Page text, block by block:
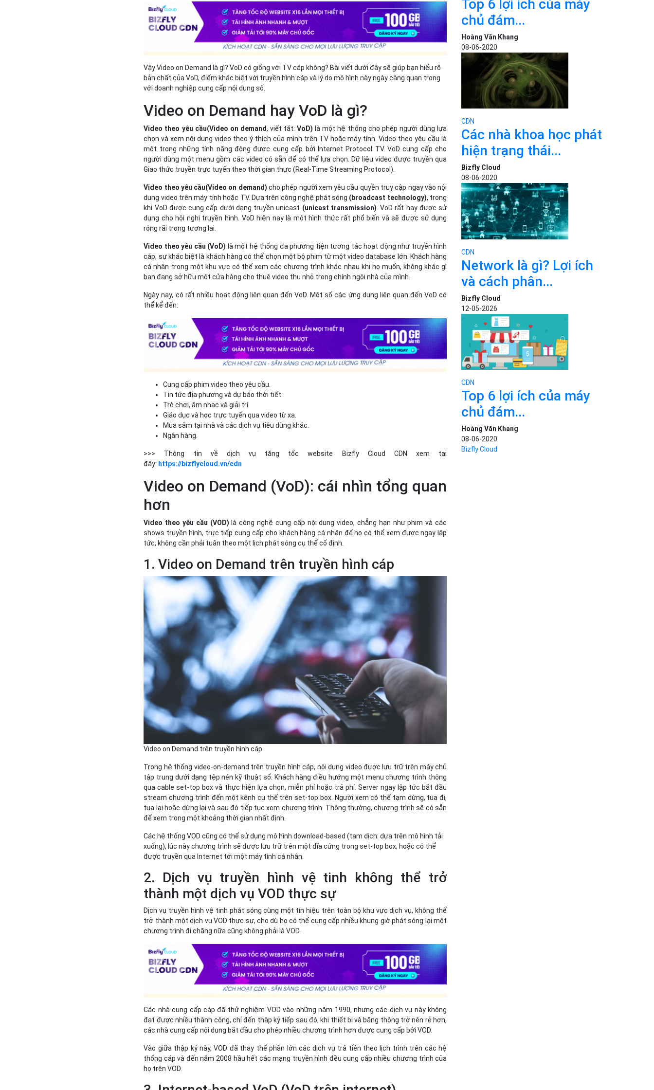
Vậy Video on Demand là gì? VoD có giống với TV cáp không? Bài viết dưới đây sẽ giúp bạn hiểu rõ
bản chất của VoD, điểm khác biệt với truyền hình cáp và lý do mô hình này ngày càng quan trọng
với doanh nghiệp cung cấp nội dung số.
Video on Demand hay VoD là gì?
Video theo yêu cầu(Video on demand, viết tắt:VoD) là một hệ thống cho phép người dùng lựa
chọn và xem nội dung video theo ý thích của mình trên TV hoặc máy tính. Video theo yêu cầu là
một trong những tính năng động được cung cấp bởi Internet Protocol TV. VoD cung cấp cho
người dùng một menu gồm các video có sẵn để có thể lựa chọn. Dữ liệu video được truyền qua
Giao thức truyền trực tuyến theo thời gian thực (Real-Time Streaming Protocol).
Video theo yêu cầu(Video on demand) cho phép người xem yêu cầu quyền truy cập ngay vào nội
dung video trên máy tính hoặc TV. Dựa trên công nghệ phát sóng (broadcast technology), trong
khi VoD được cung cấp dưới dạng truyền unicast (unicast transmission) . VoD rất hay được sử
dụng cho hội nghị truyền hình. VoD hiện nay là một hình thức rất phổ biến và sẽ được sử dụng
rộng rãi trong tương lai.
Video theo yêu cầu (VoD) là một hệ thống đa phương tiện tương tác hoạt động như truyền hình
cáp, sự khác biệt là khách hàng có thể chọn một bộ phim từ một video database lớn. Khách hàng
cá nhân trong một khu vực có thể xem các chương trình khác nhau khi họ muốn, không khác gì
bạn đang sở hữu một cửa hàng cho thuê video thu nhỏ trong chính ngôi nhà của mình.
Ngày nay, có rất nhiều hoạt động liên quan đến VoD. Một số các ứng dụng liên quan đến VoD có
thể kể đến:
Cung cấp phim video theo yêu cầu.
Tin tức địa phương và dự báo thời tiết.
Trò chơi, âm nhạc và giải trí.
Giáo dục và học trực tuyến qua video từ xa.
Mua sắm tại nhà và các dịch vụ tiêu dùng khác.
Ngân hàng.
>>> Thông tin về dịch vụ tăng tốc website Bizfly Cloud CDN xem tại
đây: https://bizflycloud.vn/cdn
Video on Demand (VoD): cái nhìn tổng quan
hơn
Video theo yêu cầu (VOD) là công nghệ cung cấp nội dung video, chẳng hạn như phim và các
shows truyền hình, trực tiếp cung cấp cho khách hàng cá nhân để họ có thể xem được ngay lập
tức, không cần phải tuân theo một lịch phát sóng cụ thể cố định.
1. Video on Demand trên truyền hình cáp
Video on Demand trên truyền hình cáp
Trong hệ thống video-on-demand trên truyền hình cáp, nội dung video được lưu trữ trên máy chủ
tập trung dưới dạng tệp nén kỹ thuật số. Khách hàng điều hướng một menu chương trình thông
qua cable set-top box và thực hiện lựa chọn, miễn phí hoặc trả phí. Server ngay lập tức bắt đầu
stream chương trình đến một kênh cụ thể trên set-top box. Người xem có thể tạm dừng, tua đi,
tua lại hoặc dừng lại và sau đó tiếp tục xem chương trình. Thông thường, chương trình sẽ có sẵn
để xem trong một khoảng thời gian nhất định.
Các hệ thống VOD cũng có thể sử dụng mô hình download-based (tạm dịch: dựa trên mô hình tải
xuống), lúc này chương trình sẽ được lưu trữ trên một đĩa cứng trong set-top box, hoặc có thể
được truyền qua Internet tới một máy tính cá nhân.
2. Dịch vụ truyền hình vệ tinh không thể trở
thành một dịch vụ VOD thực sự
Dịch vụ truyền hình vệ tinh phát sóng cùng một tín hiệu trên toàn bộ khu vực dịch vụ, không thể
trở thành một dịch vụ VOD thực sự, cho dù họ có thể cung cấp nhiều khung giờ phát sóng lại một
chương trình đi chăng nữa cũng không phải là VOD.
Các nhà cung cấp cáp đã thử nghiệm VOD vào những năm 1990, nhưng các dịch vụ này không
đạt được nhiều thành công, chỉ đến thập kỷ tiếp sau đó, khi thiết bị và băng thông trở nên rẻ hơn,
các nhà cung cấp nội dung bắt đầu cho phép nhiều chương trình hơn được cung cấp bởi VOD.
Vào giữa thập kỷ này, VOD đã thay thế phần lớn các dịch vụ trả tiền theo lịch trình trên các hệ
thống cáp và đến năm 2008 hầu hết các mạng truyền hình đều cung cấp nhiều chương trình của
họ trên VOD.
Top 6 lợi ích của máy
chủ đám...
Hoàng Văn Khang
08-06-2020
CDN
Các nhà khoa học phát
hiện trạng thái...
Bizfly Cloud
08-06-2020
CDN
Network là gì? Lợi ích
và cách phân...
Bizfly Cloud
12-05-2026
CDN
Top 6 lợi ích của máy
chủ đám...
Hoàng Văn Khang
08-06-2020
Bizfly Cloud